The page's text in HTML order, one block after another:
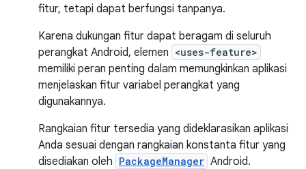
fitur, tetapi dapat berfungsi tanpanya.
Karena dukungan fitur dapat beragam di seluruh
perangkat Android, elemen <uses-feature>
memiliki peran penting dalam memungkinkan aplikasi
menjelaskan fitur variabel perangkat yang
digunakannya.
Rangkaian fitur tersedia yang dideklarasikan aplikasi
Anda sesuai dengan rangkaian konstanta fitur yang
disediakan oleh PackageManager Android.